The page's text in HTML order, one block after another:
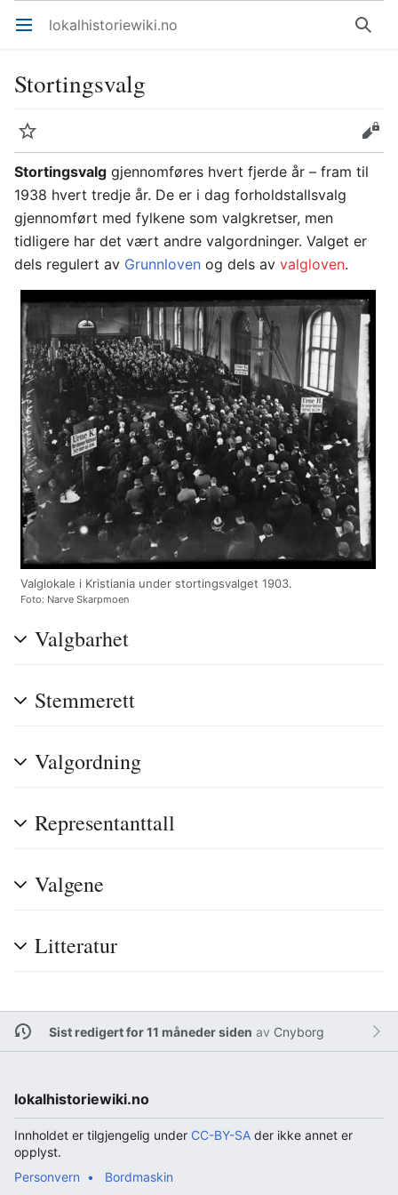
Åpne hovedmenyen lokalhistoriewiki.no Søk
Stortingsvalg
Overvåk
Rediger
Stortingsvalg gjennomføres hvert fjerde år – fram til
1938 hvert tredje år. De er i dag forholdstallsvalg
gjennomført med fylkene som valgkretser, men
tidligere har det vært andre valgordninger. Valget er
dels regulert av Grunnloven og dels av valgloven.
Valglokale i Kristiania under stortingsvalget 1903.
Foto: Narve Skarpmoen
Valgbarhet
Stemmerett
Valgordning
Representanttall
Valgene
Litteratur
Sist redigert for 11 måneder siden av Cnyborg
lokalhistoriewiki.no
Innholdet er tilgjengelig under CC-BY-SA der ikke annet er
opplyst.
Personvern
Bordmaskin